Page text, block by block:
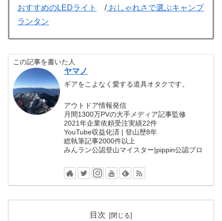
おすすめのLEDライト /おしゃれさで選ぶキャンプ
ランタン
この記事を書いた人
ヤマノ
ギアをこよなく愛する道具オタクです。
アウトドア情報発信
月間1300万PVの大手メディア記事監修
2021年企業依頼受注実績22件
YouTube収益化済 | 登山歴8年
総執筆記事2000件以上
みんラン公認登山マイスター|pippin公認プロ
目次